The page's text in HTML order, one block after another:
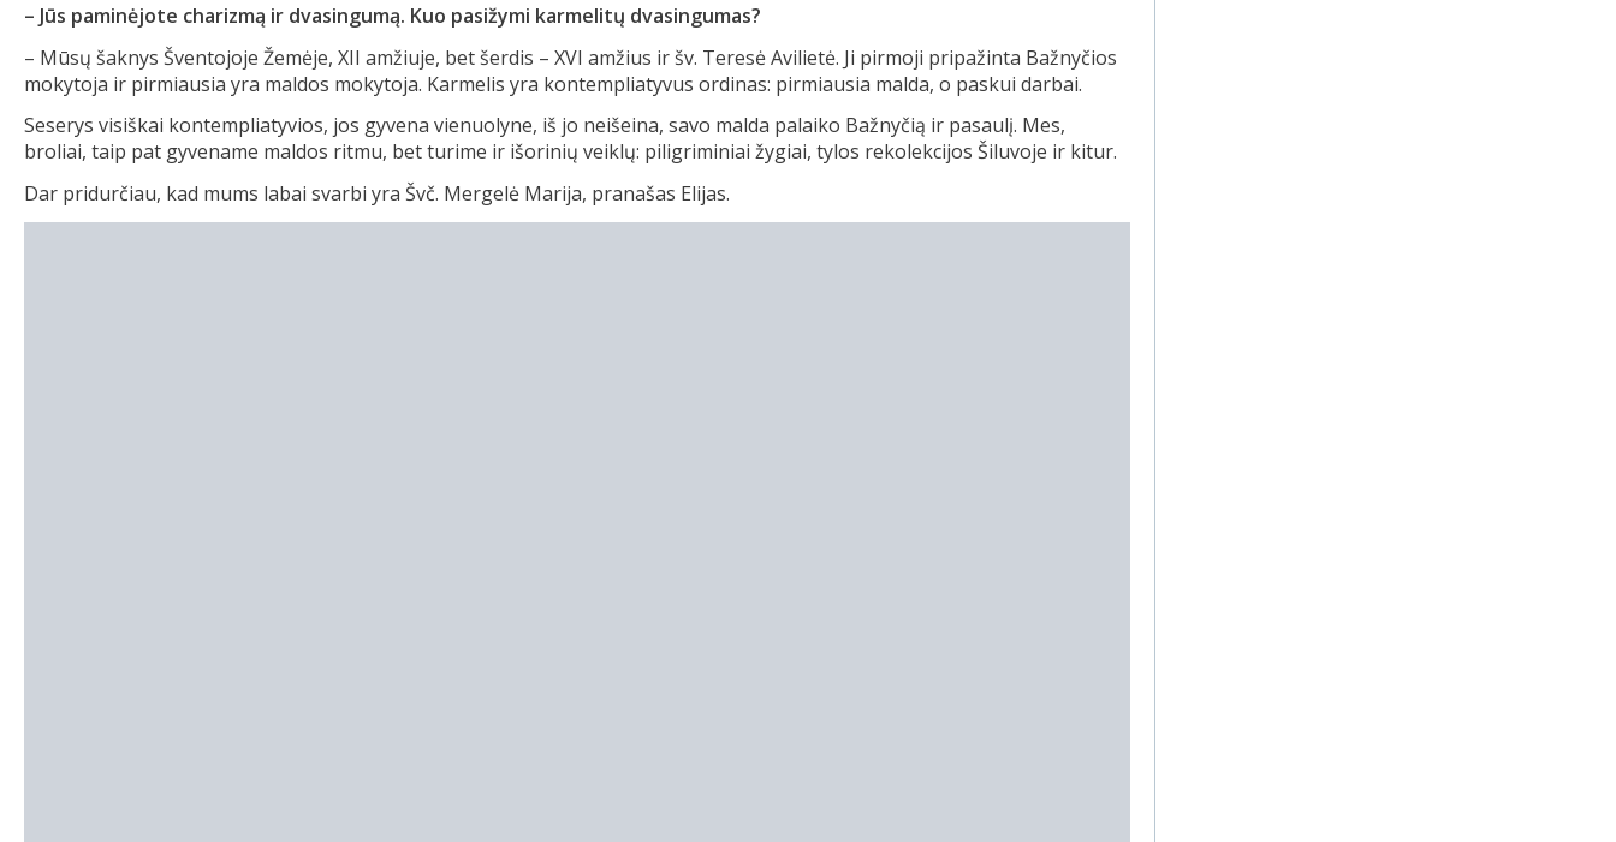
– Jūs paminėjote charizmą ir dvasingumą. Kuo pasižymi karmelitų dvasingumas?
– Mūsų šaknys Šventojoje Žemėje, XII amžiuje, bet šerdis – XVI amžius ir šv. Teresė Avilietė. Ji pirmoji pripažinta Bažnyčios
mokytoja ir pirmiausia yra maldos mokytoja. Karmelis yra kontempliatyvus ordinas: pirmiausia malda, o paskui darbai.
Seserys visiškai kontempliatyvios, jos gyvena vienuolyne, iš jo neišeina, savo malda palaiko Bažnyčią ir pasaulį. Mes,
broliai, taip pat gyvename maldos ritmu, bet turime ir išorinių veiklų: piligriminiai žygiai, tylos rekolekcijos Šiluvoje ir kitur.
Dar pridurčiau, kad mums labai svarbi yra Švč. Mergelė Marija, pranašas Elijas.